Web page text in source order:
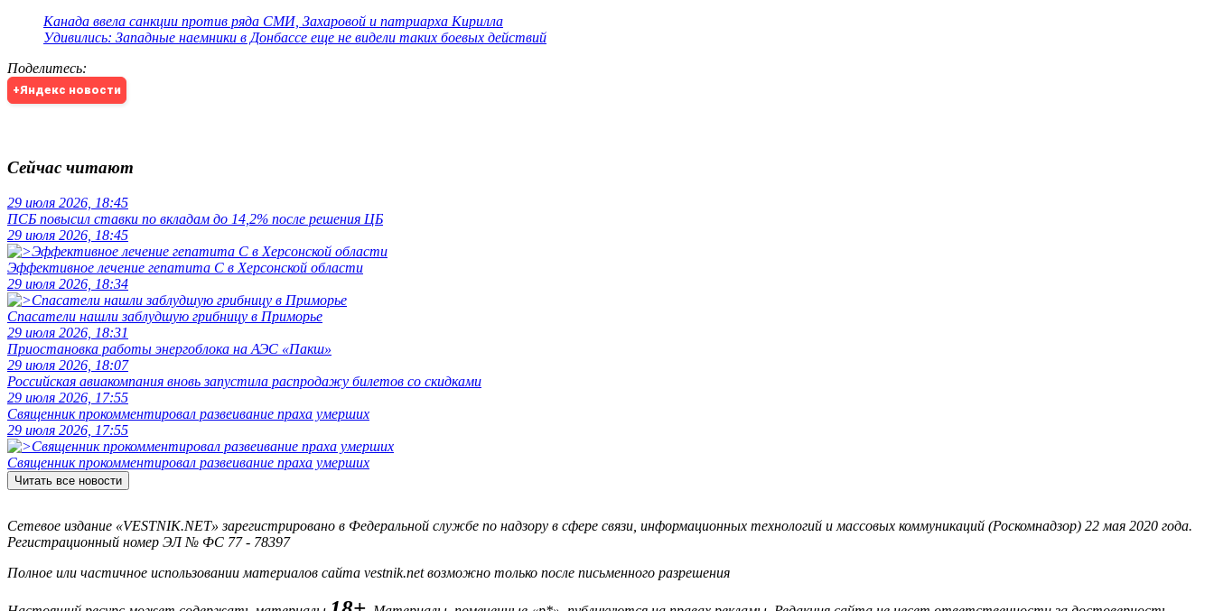
Канада ввела санкции против ряда СМИ, Захаровой и патриарха Кирилла
Удивились: Западные наемники в Донбассе еще не видели таких боевых действий
Поделитесь:
+Яндекс новости
Сейчас читают
29 июля 2026, 18:45
ПСБ повысил ставки по вкладам до 14,2% после решения ЦБ
29 июля 2026, 18:45
Эффективное лечение гепатита C в Херсонской области
29 июля 2026, 18:34
Спасатели нашли заблудшую грибницу в Приморье
29 июля 2026, 18:31
Приостановка работы энергоблока на АЭС «Пакш»
29 июля 2026, 18:07
Российская авиакомпания вновь запустила распродажу билетов со скидками
29 июля 2026, 17:55
Священник прокомментировал развеивание праха умерших
29 июля 2026, 17:55
Священник прокомментировал развеивание праха умерших
Читать все новости
Сетевое издание «VESTNIK.NET» зарегистрировано в Федеральной службе по надзору в сфере связи, информационных технологий и массовых коммуникаций (Роскомнадзор) 22 мая 2020 года.
Регистрационный номер ЭЛ № ФС 77 - 78397
Полное или частичное использовании материалов сайта vestnik.net возможно только после письменного разрешения